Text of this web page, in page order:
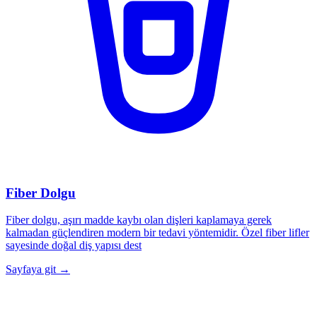
Fiber Dolgu
Fiber dolgu, aşırı madde kaybı olan dişleri kaplamaya gerek
kalmadan güçlendiren modern bir tedavi yöntemidir. Özel fiber lifler
sayesinde doğal diş yapısı dest
Sayfaya git →